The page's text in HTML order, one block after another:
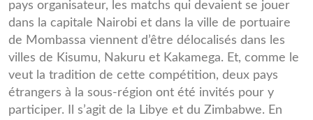
pays organisateur, les matchs qui devaient se jouer
dans la capitale Nairobi et dans la ville de portuaire
de Mombassa viennent d’être délocalisés dans les
villes de Kisumu, Nakuru et Kakamega. Et, comme le
veut la tradition de cette compétition, deux pays
étrangers à la sous-région ont été invités pour y
participer. Il s’agit de la Libye et du Zimbabwe. En